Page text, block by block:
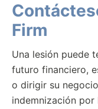
Firm
Una lesión puede
futuro financiero,
o dirigir su
indemnización